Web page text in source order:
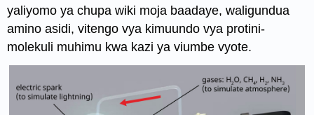
yaliyomo ya chupa wiki moja baadaye, waligundua
amino asidi, vitengo vya kimuundo vya protini-
molekuli muhimu kwa kazi ya viumbe vyote.